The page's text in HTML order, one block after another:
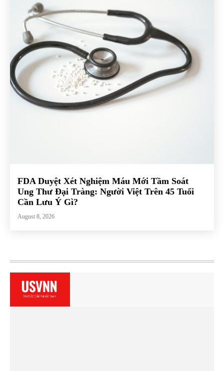
FDA Duyệt Xét Nghiệm Máu Mới Tầm Soát
Ung Thư Đại Tràng: Người Việt Trên 45 Tuổi
Cần Lưu Ý Gì?
August 8, 2026